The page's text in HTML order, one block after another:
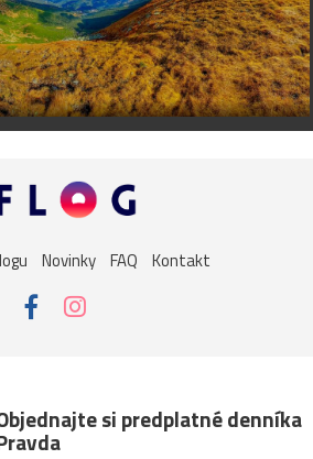
Novinky FAQ Kontakt
si predplatné denníka